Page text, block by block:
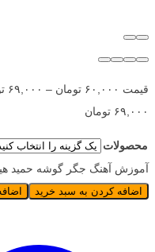
قیمت ۶۰,۰۰۰ تومان – ۶۹,۰۰۰
۶۹,۰۰۰ تومان
محصولات
آموزش آهنگ جگر گوشه حمید
اضافه کردن به سبد خرید